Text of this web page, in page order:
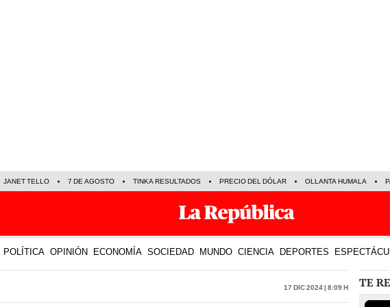
JANET TELLO 7 DE AGOSTO TINKA RESULTADOS PRECIO DEL DÓLAR OLLANTA HUMALA
POLÍTICA OPINIÓN ECONOMÍA SOCIEDAD MUNDO CIENCIA DEPORTES
17 Dic 2024 | 8:09 h TE